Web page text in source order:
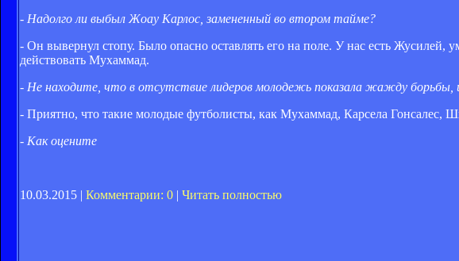
- Надолго ли выбыл Жоау Карлос, замененный во втором тайме?
- Он вывернул стопу. Было опасно оставлять его на поле. У нас есть
действовать Мухаммад.
- Не находите, что в отсутствие лидеров молодежь показала жажду борьбы,
- Приятно, что такие молодые футболисты, как Мухаммад, Карсела Гонсалес,
- Как оцените
10.03.2015 | Комментарии: 0 Читать полностью